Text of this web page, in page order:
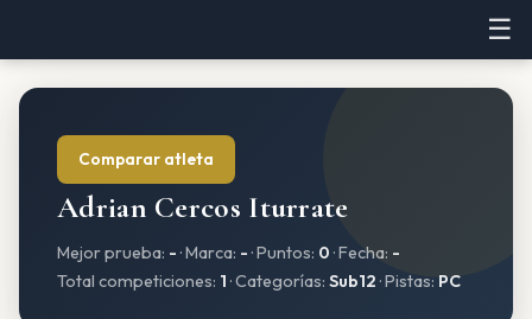
☰
Comparar atleta
Adrian Cercos Iturrate
Mejor prueba: - · Marca: - · Puntos: 0 · Fecha: -
Total competiciones: 1 · Categorías: Sub12 · Pistas: PC